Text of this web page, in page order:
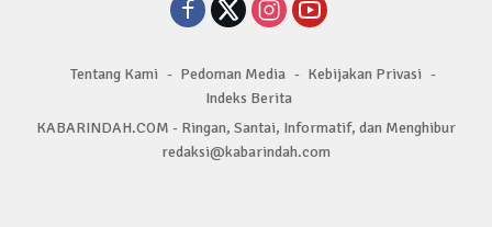
Tentang Kami Pedoman Media
Kebijakan Privasi
Indeks Berita
KABARINDAH.COM - Ringan, Santai, Informatif, dan Menghibur
redaksi@kabarindah.com